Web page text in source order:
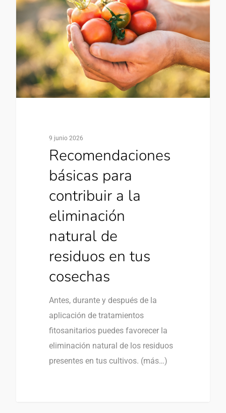
9 junio 2026
Recomendaciones
básicas para
contribuir a la
eliminación
natural de
residuos en tus
cosechas
Antes, durante y después de la
aplicación de tratamientos
fitosanitarios puedes favorecer la
eliminación natural de los residuos
presentes en tus cultivos. (más…)